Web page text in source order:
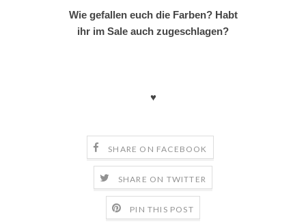
Wie gefallen euch die Farben? Habt
ihr im Sale auch zugeschlagen?
♥
SHARE ON FACEBOOK
SHARE ON TWITTER
PIN THIS POST